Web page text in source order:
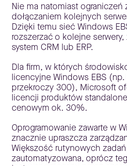
Nie ma natomiast ograniczeń
dołączaniem kolejnych
Dzięki temu sieć Windows
rozszerzać o kolejne serwery,
system CRM lub ERP.
Dla firm, w których
licencyjne Windows EBS
przekroczy 300), Microsoft
licencji produktów
cenowym ok. 30%.
Oprogramowanie zawarte w
znacznie upraszcza
Większość rutynowych
zautomatyzowana, oprócz